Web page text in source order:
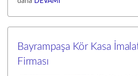
Bayrampaşa Kör Kasa
Firması